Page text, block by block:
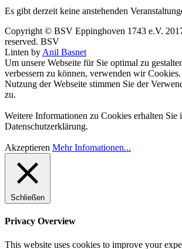
Es gibt derzeit keine anstehenden
Copyright © BSV Eppinghoven 1743 e.V.
reserved. BSV
Linten by Anil Basnet
Um unsere Webseite für Sie optimal zu
verbessern zu können, verwenden wir
Nutzung der Webseite stimmen Sie der
zu.
Weitere Informationen zu Cookies erhalten Sie
Datenschutzerklärung.
Akzeptieren Mehr Infomationen...
Schließen
Privacy Overview
This website uses cookies to improve your